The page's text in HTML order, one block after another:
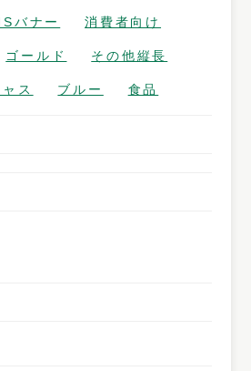
バナー 消費者向け
ゴールド その他縦長
ス ブルー 食品